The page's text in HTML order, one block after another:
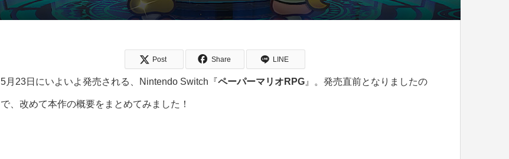
Post Share LINE
5月23日にいよいよ発売される、Nintendo Switch『ペーパーマリオRPG』。発売直前となりましたの
で、改めて本作の概要をまとめてみました！